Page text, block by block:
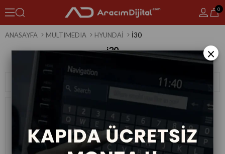
0
ANASAYFA MULTIMEDIA HYUNDAI I30
i30
Filtreleme
×